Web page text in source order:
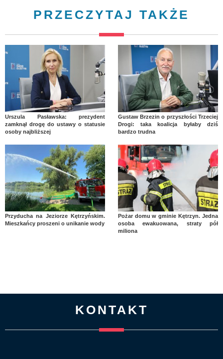
PRZECZYTAJ TAKŻE
Urszula Pasławska: prezydent
zamknął drogę do ustawy o statusie
osoby najbliższej
Gustaw Brzezin o przyszłości Trzeciej
Drogi: taka koalicja byłaby dziś
bardzo trudna
Przyducha na Jeziorze Kętrzyńskim.
Mieszkańcy proszeni o unikanie wody
Pożar domu w gminie Kętrzyn. Jedna
osoba ewakuowana, straty pół
miliona
KONTAKT